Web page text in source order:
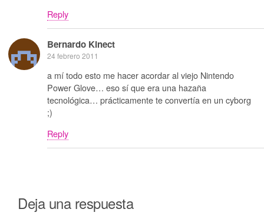
Reply
Bernardo Kinect
24 febrero 2011
a mí todo esto me hacer acordar al viejo Nintendo
Power Glove… eso sí que era una hazaña
tecnológica… prácticamente te convertía en un cyborg
;)
Reply
Deja una respuesta